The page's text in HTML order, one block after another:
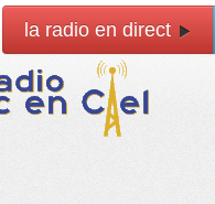
la radio en direct